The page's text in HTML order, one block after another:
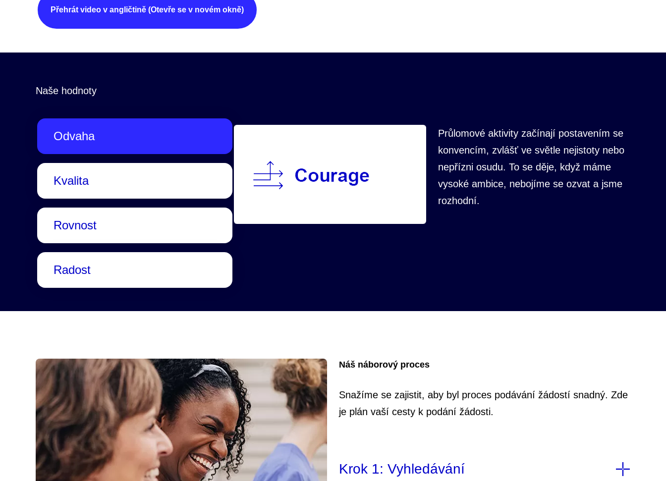
Přehrát video v angličtině (Otevře se v novém okně)
Naše hodnoty
Průlomové aktivity začínají postavením se
konvencím, zvlášť ve světle nejistoty nebo
nepřízni osudu. To se děje, když máme
vysoké ambice, nebojíme se ozvat a jsme
rozhodní.
Náš náborový proces
Snažíme se zajistit, aby byl proces podávání žádostí snadný. Zde
je plán vaší cesty k podání žádosti.
Krok 1: Vyhledávání